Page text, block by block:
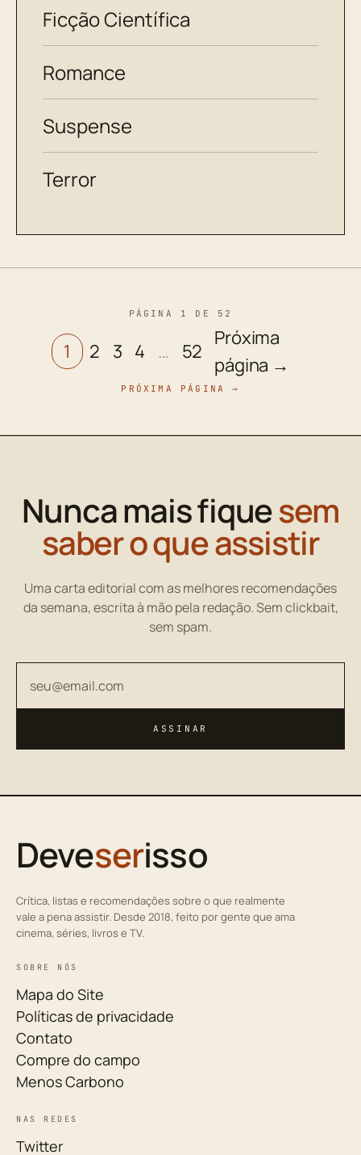
Ficção Científica
Romance
Suspense
Terror
PÁGINA 1 DE 52
1 2 3 4 … 52
Próxima
página →
PRÓXIMA PÁGINA →
Nunca mais fiquesem
saber o que assistir
Uma carta editorial com as melhores recomendações
da semana, escrita à mão pela redação. Sem clickbait,
sem spam.
ASSINAR
Deveserisso
Crítica, listas e recomendações sobre o que realmente
vale a pena assistir. Desde 2018, feito por gente que ama
cinema, séries, livros e TV.
SOBRE NÓS
Mapa do Site
Políticas de privacidade
Contato
Compre do campo
Menos Carbono
NAS REDES
Twitter